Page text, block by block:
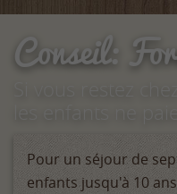
Conseil:
Pour un séjour de
enfants jusqu'à 10